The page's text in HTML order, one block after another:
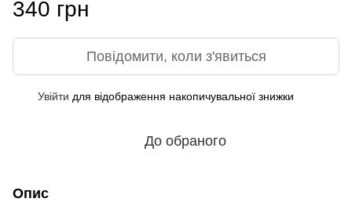
340 грн
Повідомити, коли з'явиться
Увійти для відображення накопичувальної знижки
До обраного
Опис